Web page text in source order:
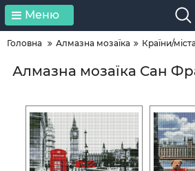
Меню
Головна Алмазна мозаїка Країни/міста
Алмазна мозаїка Сан